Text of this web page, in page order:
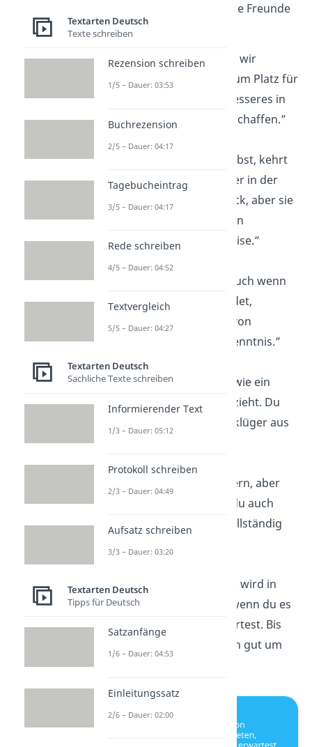
muntern dich oder deine Freunde
auf.
„Manchmal müssen wir
Abschied
nehmen, um Platz für
etwas Neues und Besseres in
unserem Leben zu schaffen.”
, die du gibst, kehrt
vielleicht nicht immer in der
gleichen Form zurück, aber sie
kehrt zurück — oft in
überraschender Weise.”
„Jede Begegnung, auch wenn
sie schmerzhaft endet,
hinterlässt Spuren von
und Erkenntnis.”
„Liebeskummer ist wie ein
Sturm, der vorüberzieht. Du
und klüger aus
„Es ist okay zu trauern, aber
vergiss nicht, dass du auch
ohne diese
vollständig
„Die richtige
wird in
dein Leben treten, wenn du es
am wenigsten erwartest. Bis
dahin kümmere dich gut um
Textarten Deutsch
Texte schreiben
Rezension schreiben
1/5 – Dauer: 03:53
Buchrezension
2/5 – Dauer: 04:17
Tagebucheintrag
3/5 – Dauer: 04:17
Rede schreiben
4/5 – Dauer: 04:52
Textvergleich
5/5 – Dauer: 04:27
Textarten Deutsch
Sachliche Texte schreiben
Informierender Text
1/3 – Dauer: 05:12
Protokoll schreiben
2/3 – Dauer: 04:49
Aufsatz schreiben
3/3 – Dauer: 03:20
Textarten Deutsch
Tipps für Deutsch
Satzanfänge
1/6 – Dauer: 04:53
Einleitungssatz
2/6 – Dauer: 02:00